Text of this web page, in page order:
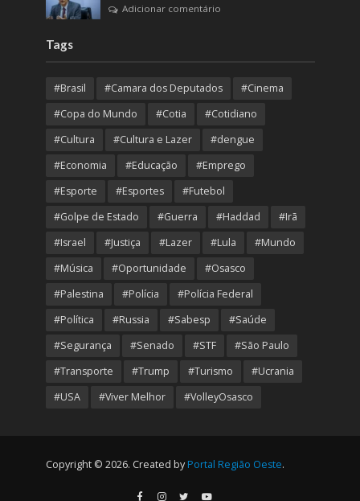
Adicionar comentário
Tags
#Brasil #Camara dos Deputados
#Cinema
#Copa do Mundo
#Cotia
#Cotidiano
#Cultura
#Cultura e Lazer
#dengue
#Economia
#Educação
#Emprego
#Esporte
#Esportes
#Futebol
#Golpe de Estado
#Guerra #Haddad
#Irã
#Israel
#Justiça #Lazer #Lula
#Mundo
#Música
#Oportunidade
#Osasco
#Palestina
#Polícia
#Polícia Federal
#Política
#Russia #Sabesp
#Saúde
#Segurança
#Senado #STF
#São Paulo
#Transporte
#Trump #Turismo
#Ucrania
#USA
#Viver Melhor #VolleyOsasco
Copyright © 2026. Created by Portal Região Oeste.